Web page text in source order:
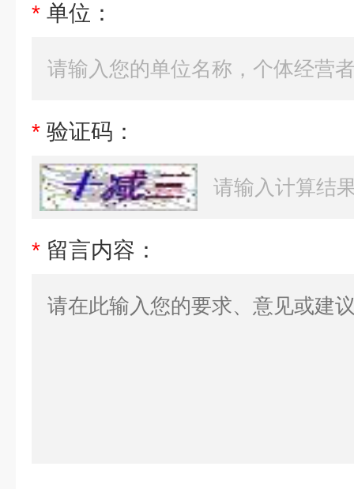
* 单位：
* 验证码：
* 留言内容：